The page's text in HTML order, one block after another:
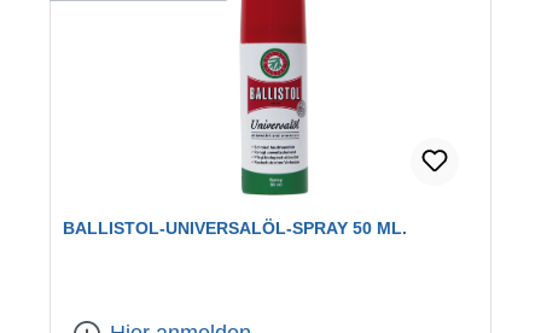
BALLISTOL-UNIVERSALÖL-SPRAY 50 ML.